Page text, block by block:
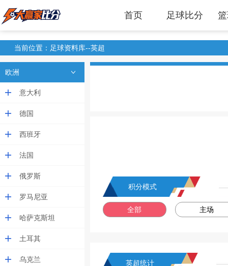
首页 足球比分
当前位置：足球资料库--英超
欧洲
意大利
德国
西班牙
法国
俄罗斯
罗马尼亚
哈萨克斯坦
土耳其
乌克兰
积分模式
全部 主场
英超统计